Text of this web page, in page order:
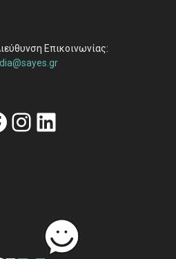
Επικοινωνίας:
Instagram
Linkedin